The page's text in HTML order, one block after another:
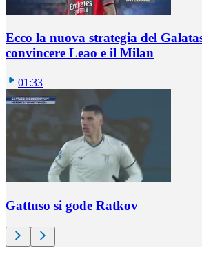
Ecco la nuova strategia del
convincere Leao e il Milan
01:33
Gattuso si gode Ratkov